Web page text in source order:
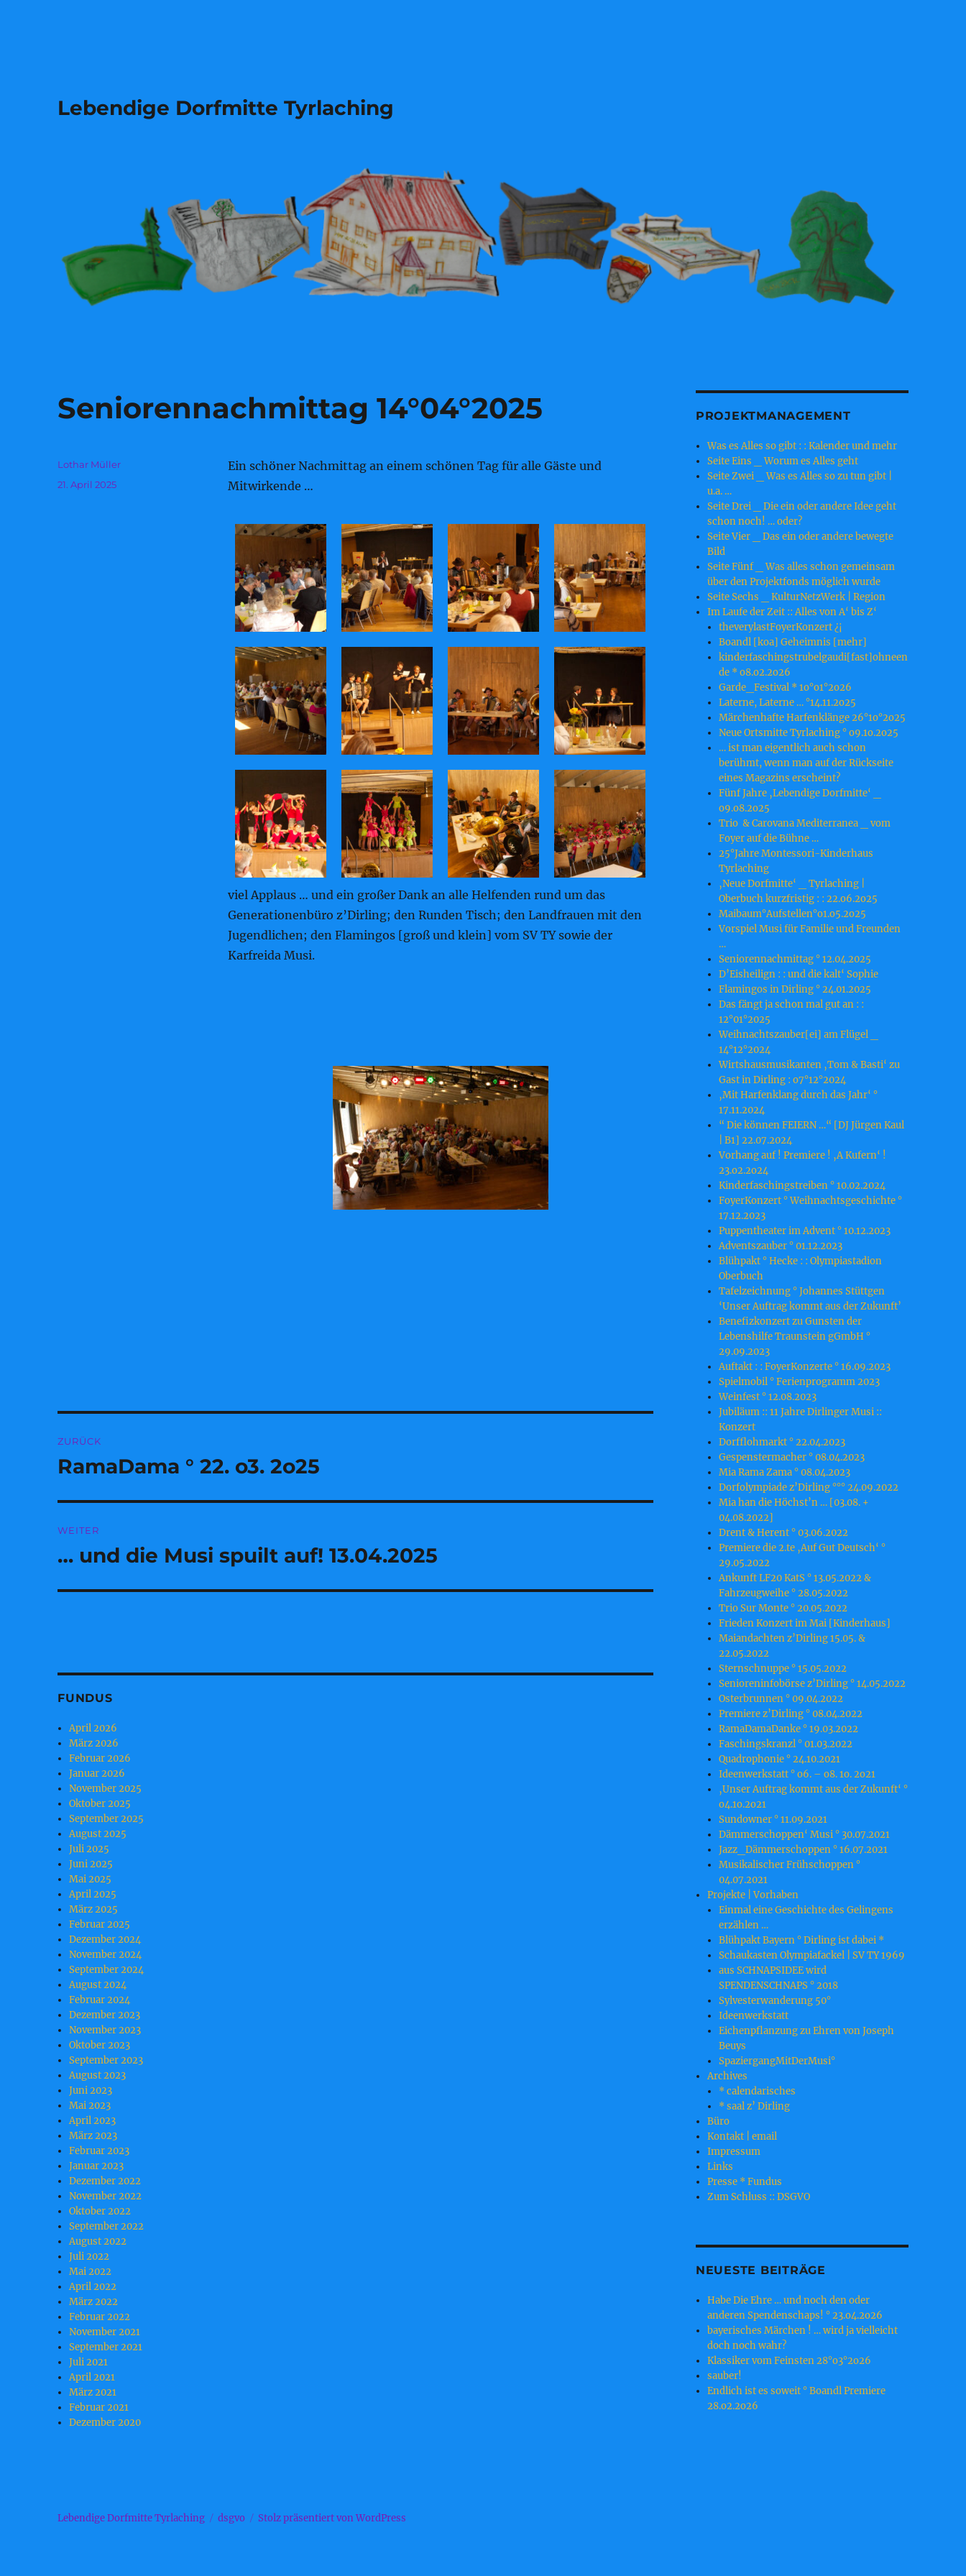
Lebendige Dorfmitte Tyrlaching
Seniorennachmittag 14°04°2025
Ein schöner Nachmittag an einem schönen Tag für alle Gäste und
Mitwirkende …
viel Applaus … und ein großer Dank an alle Helfenden rund um das
Generationenbüro z’Dirling; den Runden Tisch; den Landfrauen mit den
Jugendlichen; den Flamingos [groß und klein] vom SV TY sowie der
Karfreida Musi.
Autor
Lothar Müller
Veröffentlicht
21. April 2025
ZURÜCK
Vorheriger
RamaDama ° 22. o3. 2o25
WEITER
Nächster
… und die Musi spuilt auf! 13.04.2025
FUNDUS
April 2026
März 2026
Februar 2026
Januar 2026
November 2025
Oktober 2025
September 2025
August 2025
Juli 2025
Juni 2025
Mai 2025
April 2025
März 2025
Februar 2025
Dezember 2024
November 2024
September 2024
August 2024
Februar 2024
Dezember 2023
November 2023
Oktober 2023
September 2023
August 2023
Juni 2023
Mai 2023
April 2023
März 2023
Februar 2023
Januar 2023
Dezember 2022
November 2022
Oktober 2022
September 2022
August 2022
Juli 2022
Mai 2022
April 2022
März 2022
Februar 2022
November 2021
September 2021
Juli 2021
April 2021
März 2021
Februar 2021
Dezember 2020
PROJEKTMANAGEMENT
Was es Alles so gibt : : Kalender und mehr
Seite Eins _ Worum es Alles geht
Seite Zwei _ Was es Alles so zu tun gibt |
u.a. …
Seite Drei _ Die ein oder andere Idee geht
schon noch! … oder?
Seite Vier _ Das ein oder andere bewegte
Bild
Seite Fünf _ Was alles schon gemeinsam
über den Projektfonds möglich wurde
Seite Sechs _ KulturNetzWerk | Region
Im Laufe der Zeit :: Alles von A‘ bis Z‘
theverylastFoyerKonzert ¿¡
Boandl [koa] Geheimnis [mehr]
kinderfaschingstrubelgaudi[fast]ohneen
de * o8.o2.2o26
Garde_Festival * 1o°o1°2o26
Laterne, Laterne … °14.11.2o25
Märchenhafte Harfenklänge 26°1o°2o25
Neue Ortsmitte Tyrlaching ° o9.1o.2o25
… ist man eigentlich auch schon
berühmt, wenn man auf der Rückseite
eines Magazins erscheint?
Fünf Jahre ‚Lebendige Dorfmitte‘ _
o9.o8.2o25
Trio & Carovana Mediterranea _ vom
Foyer auf die Bühne …
25°Jahre Montessori-Kinderhaus
Tyrlaching
‚Neue Dorfmitte‘ _ Tyrlaching |
Oberbuch kurzfristig : : 22.o6.2o25
Maibaum°Aufstellen°o1.o5.2o25
Vorspiel Musi für Familie und Freunden
…
Seniorennachmittag ° 12.04.2025
D’Eisheilign : : und die kalt‘ Sophie
Flamingos in Dirling ° 24.01.2025
Das fängt ja schon mal gut an : :
12°01°2025
Weihnachtszauber[ei] am Flügel _
14°12°2024
Wirtshausmusikanten ‚Tom & Basti‘ zu
Gast in Dirling : o7°12°2024
‚Mit Harfenklang durch das Jahr‘ °
17.11.2024
“ Die können FEIERN …“ [DJ Jürgen Kaul
| B1] 22.07.2024
Vorhang auf ! Premiere ! ‚A Kufern‘ !
23.o2.2o24
Kinderfaschingstreiben ° 10.02.2024
FoyerKonzert ° Weihnachtsgeschichte °
17.12.2023
Puppentheater im Advent ° 10.12.2023
Adventszauber ° 01.12.2023
Blühpakt ° Hecke : : Olympiastadion
Oberbuch
Tafelzeichnung ° Johannes Stüttgen
‘Unser Auftrag kommt aus der Zukunft’
Benefizkonzert zu Gunsten der
Lebenshilfe Traunstein gGmbH °
29.09.2023
Auftakt : : FoyerKonzerte ° 16.09.2023
Spielmobil ° Ferienprogramm 2023
Weinfest ° 12.08.2023
Jubiläum :: 11 Jahre Dirlinger Musi ::
Konzert
Dorfflohmarkt ° 22.04.2023
Gespenstermacher ° 08.04.2023
Mia Rama Zama ° 08.04.2023
Dorfolympiade z’Dirling °°° 24.09.2022
Mia han die Höchst’n … [03.08. +
04.08.2022]
Drent & Herent ° 03.06.2022
Premiere die 2.te ‚Auf Gut Deutsch‘ °
29.05.2022
Ankunft LF20 KatS ° 13.05.2022 &
Fahrzeugweihe ° 28.05.2022
Trio Sur Monte ° 20.05.2022
Frieden Konzert im Mai [Kinderhaus]
Maiandachten z’Dirling 15.05. &
22.05.2022
Sternschnuppe ° 15.05.2022
Senioreninfobörse z’Dirling ° 14.05.2022
Osterbrunnen ° 09.04.2022
Premiere z’Dirling ° 08.04.2022
RamaDamaDanke ° 19.03.2022
Faschingskranzl ° 01.03.2022
Quadrophonie ° 24.10.2021
Ideenwerkstatt ° o6. – o8. 1o. 2o21
‚Unser Auftrag kommt aus der Zukunft‘ °
o4.1o.2o21
Sundowner ° 11.09.2021
Dämmerschoppen‘ Musi ° 30.07.2021
Jazz_Dämmerschoppen ° 16.07.2021
Musikalischer Frühschoppen °
04.07.2021
Projekte | Vorhaben
Einmal eine Geschichte des Gelingens
erzählen …
Blühpakt Bayern ° Dirling ist dabei *
Schaukasten Olympiafackel | SV TY 1969
aus SCHNAPSIDEE wird
SPENDENSCHNAPS ° 2018
Sylvesterwanderung 50°
Ideenwerkstatt
Eichenpflanzung zu Ehren von Joseph
Beuys
SpaziergangMitDerMusi°
Archives
* calendarisches
* saal z’ Dirling
Büro
Kontakt | email
Impressum
Links
Presse * Fundus
Zum Schluss :: DSGVO
NEUESTE BEITRÄGE
Habe Die Ehre … und noch den oder
anderen Spendenschaps! ° 23.o4.2o26
bayerisches Märchen ! … wird ja vielleicht
doch noch wahr?
Klassiker vom Feinsten 28°o3°2o26
sauber!
Endlich ist es soweit ° Boandl Premiere
28.o2.2o26
Lebendige Dorfmitte Tyrlaching dsgvo Stolz präsentiert von WordPress